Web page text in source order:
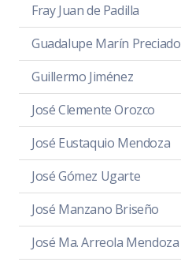
Fray Juan de Padilla
Guadalupe Marín Preciado
Guillermo Jiménez
José Clemente Orozco
José Eustaquio Mendoza
José Gómez Ugarte
José Manzano Briseño
José Ma. Arreola Mendoza